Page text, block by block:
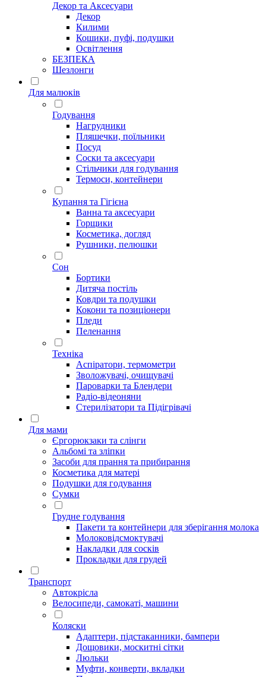
Декор та Аксесуари
Декор
Килими
Кошики, пуфі, подушки
Освітлення
БЕЗПЕКА
Шезлонги
Для малюків
Годування
Нагрудники
Пляшечки, поїльники
Посуд
Соски та аксесуари
Стільчики для годування
Термоси, контейнери
Купання та Гігієна
Ванна та аксесуари
Горщики
Косметика, догляд
Рушники, пелюшки
Сон
Бортики
Дитяча постіль
Ковдри та подушки
Кокони та позиціонери
Пледи
Пеленання
Техніка
Аспіратори, термометри
Зволожувачі, очищувачі
Пароварки та Блендери
Радіо-відеоняни
Стерилізатори та Підігрівачі
Для мами
Єргорюкзаки та слінги
Альбомі та зліпки
Засоби для прання та прибирання
Косметика для матері
Подушки для годування
Сумки
Грудне годування
Пакети та контейнери для зберігання молока
Молоковідсмоктувачі
Накладки для сосків
Прокладки для грудей
Транспорт
Автокрісла
Велосипеди, самокаті, машини
Коляски
Адаптери, підстаканники, бампери
Дощовики, москитні сітки
Люльки
Муфти, конверти, вкладки